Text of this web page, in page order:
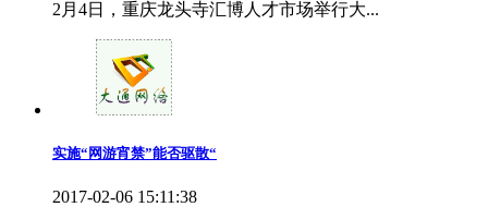
2月4日，重庆龙头寺汇博人才市场举行大...
实施“网游宵禁”能否驱散“
2017-02-06 15:11:38